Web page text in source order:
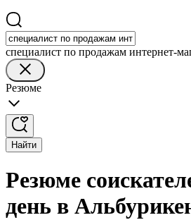
специалист по продажам интернет-
Резюме
Найти
Резюме
день в